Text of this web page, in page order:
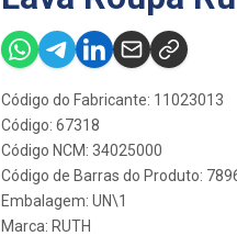
Código do Fabricante: 11023013
Código: 67318
Código NCM: 34025000
Código de Barras do Produto:
Embalagem: UN\1
Marca: RUTH